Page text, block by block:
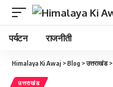
पर्यटन राजनीती
Himalaya Ki Awaj >Blog >उत्तराखंड>
उत्तराखंड